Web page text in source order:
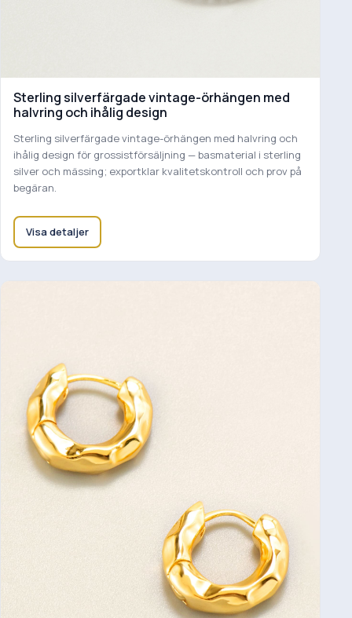
Sterling silverfärgade vintage-örhängen med
halvring och ihålig design
Sterling silverfärgade vintage-örhängen med halvring och
ihålig design för grossistförsäljning — basmaterial i sterling
silver och mässing; exportklar kvalitetskontroll och prov på
begäran.
Visa detaljer